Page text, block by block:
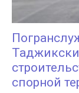
спорной